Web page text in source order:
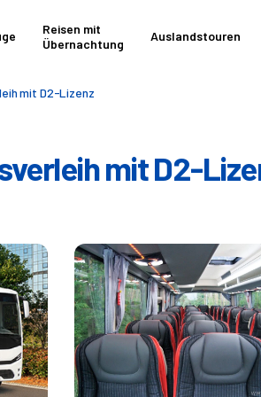
Reisen mit
Übernachtung
Auslandstouren
mit D2-Lizenz
mit D2-